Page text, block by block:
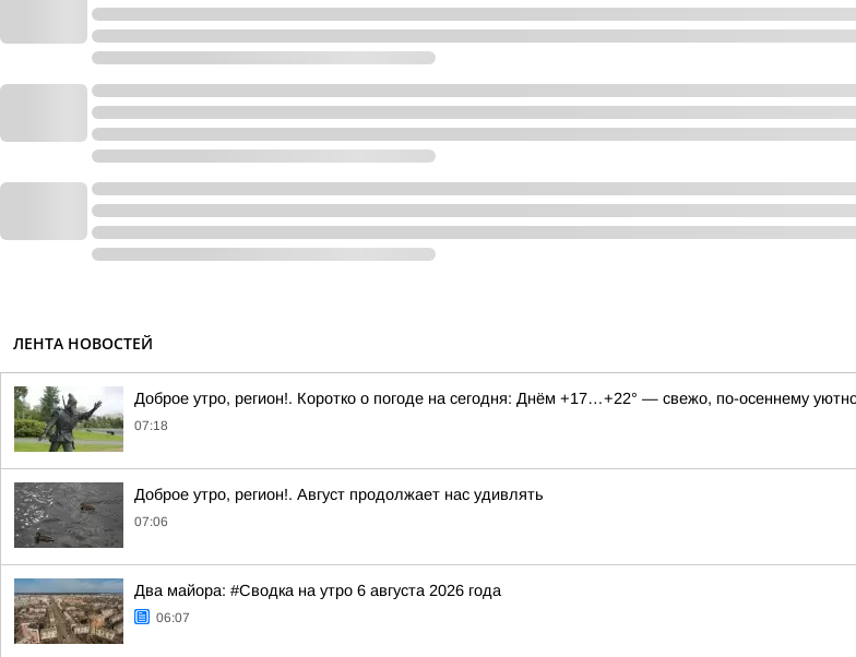
ЛЕНТА НОВОСТЕЙ
Доброе утро, регион!. Коротко о погоде на сегодня: Днём +17…+22° — свежо, по-осеннему
07:18
Доброе утро, регион!. Август продолжает нас удивлять
07:06
Два майора: #Сводка на утро 6 августа 2026 года
06:07